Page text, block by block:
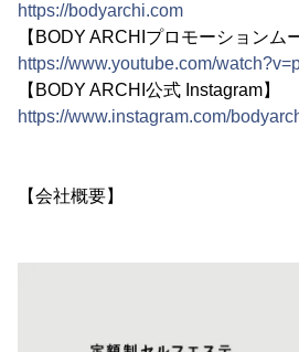
https://bodyarchi.com
【BODY ARCHIプロモーションム
https://www.youtube.com/
【BODY ARCHI公式 Instagram】
https://www.instagram.com/
【会社概要】